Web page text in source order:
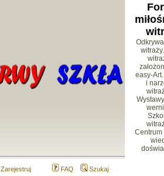
easy-
i
Zarejestruj FAQ Szukaj